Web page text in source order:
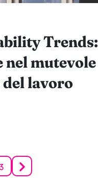
Trends:
nel mutevole
lavoro
3